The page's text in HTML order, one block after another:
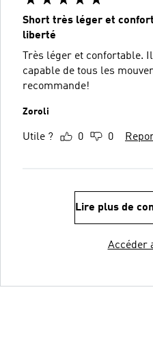
Short très léger et
liberté
Très léger et confortable. Il est très souple et est
capable de tous les
recommande!
Zoroli
Utile ? 0 0
Lire plus de
Accéder